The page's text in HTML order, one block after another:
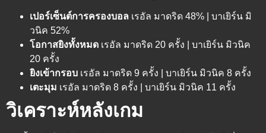
เปอร์เซ็นต์การครองบอล เรอัล มาดริด 48% | บาเยิร์น มิ
วนิค 52%
โอกาสยิงทั้งหมด เรอัล มาดริด 20 ครั้ง | บาเยิร์น มิวนิค
20 ครั้ง
ยิงเข้ากรอบ เรอัล มาดริด 9 ครั้ง | บาเยิร์น มิวนิค 8 ครั้ง
เตะมุม เรอัล มาดริด 8 ครั้ง | บาเยิร์น มิวนิค 11 ครั้ง
วิเคราะห์หลังเกม